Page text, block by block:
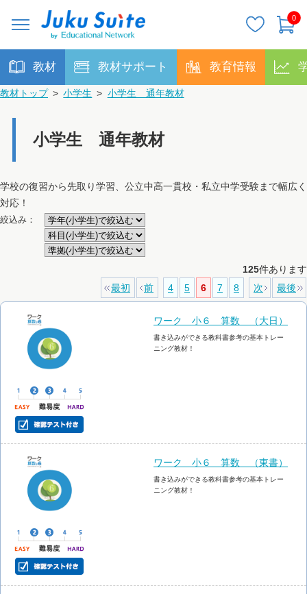
0
教材 教材サポート 教育情報
教材トップ > 小学生 > 小学生 通年教材
小学生 通年教材
学校の復習から先取り学習、公立中高一貫校・私立中学受験まで幅広く
対応！
絞込み：
125件あります
最初
前 4 5 6 7 8 次 最後
ワーク 小６ 算数 （大日）
書き込みができる教科書参考の基本トレー
ニング教材！
ワーク 小６ 算数 （東書）
書き込みができる教科書参考の基本トレー
ニング教材！